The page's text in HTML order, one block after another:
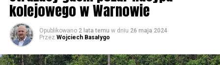
kolejowego w Warnowie
Opublikowano 2 lata temu w dniu 26 maja 2024
Przez Wojciech Basałygo